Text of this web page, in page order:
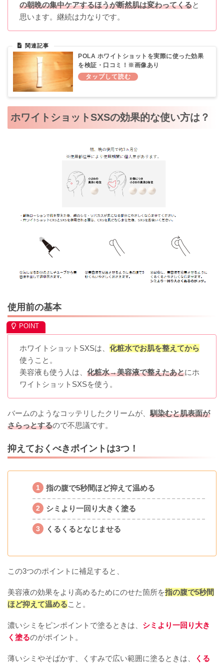
の朝晩の集中ケアするほうが断然肌は変わってくると
思います。継続は力なりです。
POLA ホワイトショットを実際に使った効果
を検証・口コミ！※画像あり
ホワイトショットSXSの効果的な使い方は？
使用前の基本
ホワイトショットSXSは、 化粧水でお肌を整えてから
使うこと。
美容液も使う人は、 化粧水→美容液で整えたあとにホ
ワイトショットSXSを使う。
バームのようなコッテリしたクリームが、馴染むと肌表面が
さらっとするので不思議です。
抑えておくべきポイントは3つ！
指の腹で5秒間ほど抑えて温める
シミより一回り大きく塗る
くるくるとなじませる
この3つのポイントに補足すると、
美容液の効果をより高めるためにのせた箇所を指の腹で5秒間
ほど抑えて温めること。
濃いシミをピンポイントで塗るときは、 シミより一回り大き
く塗るのがポイント。
薄いシミやそばかす、くすみで広い範囲に塗るときは、
くる